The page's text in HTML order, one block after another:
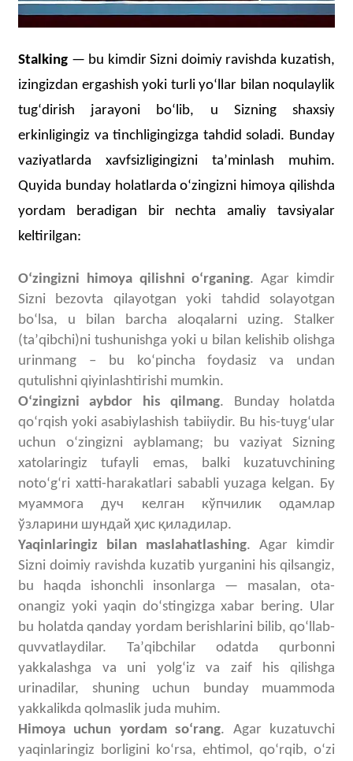
Stalking — bu kimdir Sizni doimiy ravishda kuzatish,
izingizdan ergashish yoki turli yoʻllar bilan noqulaylik
tugʻdirish jarayoni boʻlib, u Sizning shaxsiy
erkinligingiz va tinchligingizga tahdid soladi. Bunday
vaziyatlarda xavfsizligingizni taʼminlash muhim.
Quyida bunday holatlarda oʻzingizni himoya qilishda
yordam beradigan bir nechta amaliy tavsiyalar
keltirilgan:
Oʻzingizni himoya qilishni oʻrganing. Agar kimdir
Sizni bezovta qilayotgan yoki tahdid solayotgan
boʻlsa, u bilan barcha aloqalarni uzing. Stalker
(taʼqibchi)ni tushunishga yoki u bilan kelishib olishga
urinmang – bu koʻpincha foydasiz va undan
qutulishni qiyinlashtirishi mumkin.
Oʻzingizni aybdor his qilmang.
Bunday holatda
qoʻrqish yoki asabiylashish tabiiydir. Bu his-tuygʻular
uchun oʻzingizni ayblamang; bu vaziyat Sizning
xatolaringiz tufayli emas, balki kuzatuvchining
notoʻgʻri xatti-harakatlari sababli yuzaga kelgan. Бу
муаммога дуч келган кўпчилик одамлар
ўзларини шундай ҳис қиладилар.
Yaqinlaringiz bilan maslahatlashing. Agar kimdir
Sizni doimiy ravishda kuzatib yurganini his qilsangiz,
bu haqda ishonchli insonlarga — masalan, ota-
onangiz yoki yaqin doʻstingizga xabar bering. Ular
bu holatda qanday yordam berishlarini bilib, qoʻllab-
quvvatlaydilar. Taʼqibchilar odatda qurbonni
yakkalashga va uni yolgʻiz va zaif his qilishga
urinadilar, shuning uchun bunday muammoda
yakkalikda qolmaslik juda muhim.
Himoya uchun yordam soʻrang. Agar kuzatuvchi
yaqinlaringiz borligini koʻrsa, ehtimol, qoʻrqib, oʻzi